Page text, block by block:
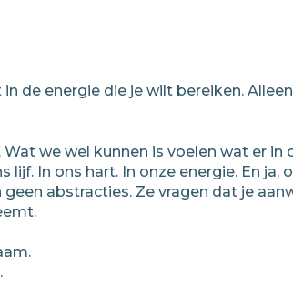
de energie die je wilt bereiken.
we wel kunnen is voelen wat er in
In ons hart. In onze energie. En ja,
abstracties. Ze vragen dat je